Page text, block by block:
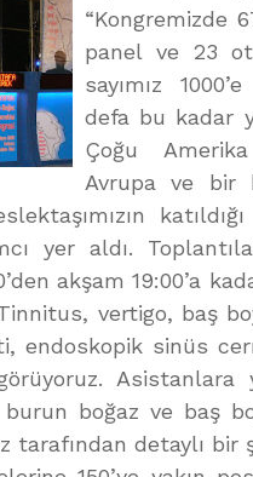
“Kongremizde
panel ve 23
sayımız
defa bu kadar
Çoğu
Avrupa ve bir
yer aldı.
akşam 19:00’a
vertigo, baş
endoskopik sinüs
Asistanlara
boğaz ve baş
tarafından detaylı bir